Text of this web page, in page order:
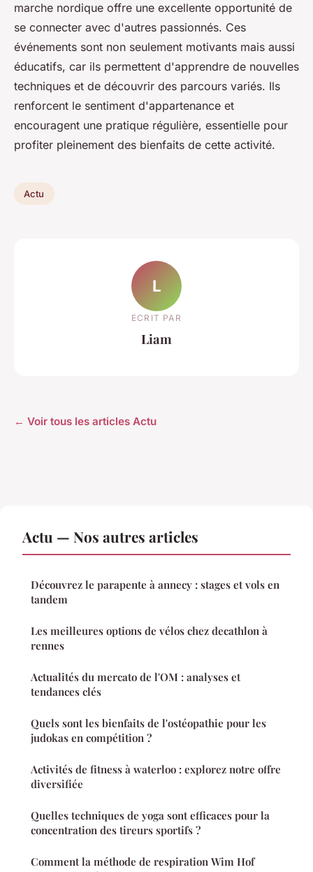
marche nordique offre une excellente opportunité de
se connecter avec d'autres passionnés. Ces
événements sont non seulement motivants mais aussi
éducatifs, car ils permettent d'apprendre de nouvelles
techniques et de découvrir des parcours variés. Ils
renforcent le sentiment d'appartenance et
encouragent une pratique régulière, essentielle pour
profiter pleinement des bienfaits de cette activité.
Actu
L
ECRIT PAR
Liam
← Voir tous les articles Actu
Actu — Nos autres articles
Découvrez le parapente à annecy : stages et vols en
tandem
Les meilleures options de vélos chez decathlon à
rennes
Actualités du mercato de l'OM : analyses et
tendances clés
Quels sont les bienfaits de l'ostéopathie pour les
judokas en compétition ?
Activités de fitness à waterloo : explorez notre offre
diversifiée
Quelles techniques de yoga sont efficaces pour la
concentration des tireurs sportifs ?
Comment la méthode de respiration Wim Hof